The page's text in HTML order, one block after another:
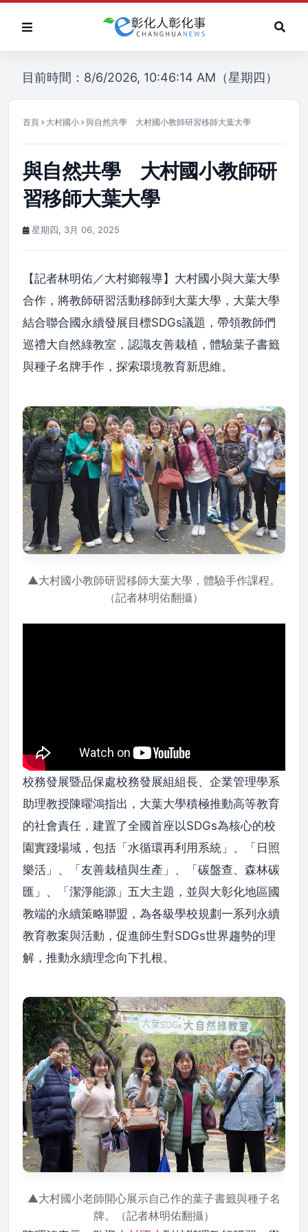
目前時間：8/6/2026, 10:46:14 AM（星期四）
首頁 大村國小 與自然共學 大村國小教師研習移師大葉大學
與自然共學 大村國小教師研
習移師大葉大學
星期四, 3月 06, 2025
【記者林明佑／大村鄉報導】大村國小與大葉大學
合作，將教師研習活動移師到大葉大學，大葉大學
結合聯合國永續發展目標SDGs議題，帶領教師們
巡禮大自然綠教室，認識友善栽植，體驗葉子書籤
與種子名牌手作，探索環境教育新思維。
▲大村國小教師研習移師大葉大學，體驗手作課程。
（記者林明佑翻攝）
校務發展暨品保處校務發展組組長、企業管理學系
助理教授陳曜鴻指出，大葉大學積極推動高等教育
的社會責任，建置了全國首座以SDGs為核心的校
園實踐場域，包括「水循環再利用系統」、「日照
樂活」、「友善栽植與生產」、「碳盤查、森林碳
匯」、「潔淨能源」五大主題，並與大彰化地區國
教端的永續策略聯盟，為各級學校規劃一系列永續
教育教案與活動，促進師生對SDGs世界趨勢的理
解，推動永續理念向下扎根。
▲大村國小老師開心展示自己作的葉子書籤與種子名
牌。（記者林明佑翻攝）